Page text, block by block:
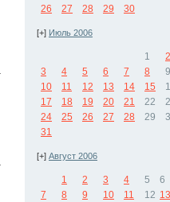
26
27 28 29 30
[+] Июль 2006
1
2
3
4 5 6 7 8
9
10
11 12 13 14 15
17
18 19 20 21 22
24
25 26 27 28 29
31
[+] Август 2006
1 2 3 4 5
6
7
8 9 10 11 12 13